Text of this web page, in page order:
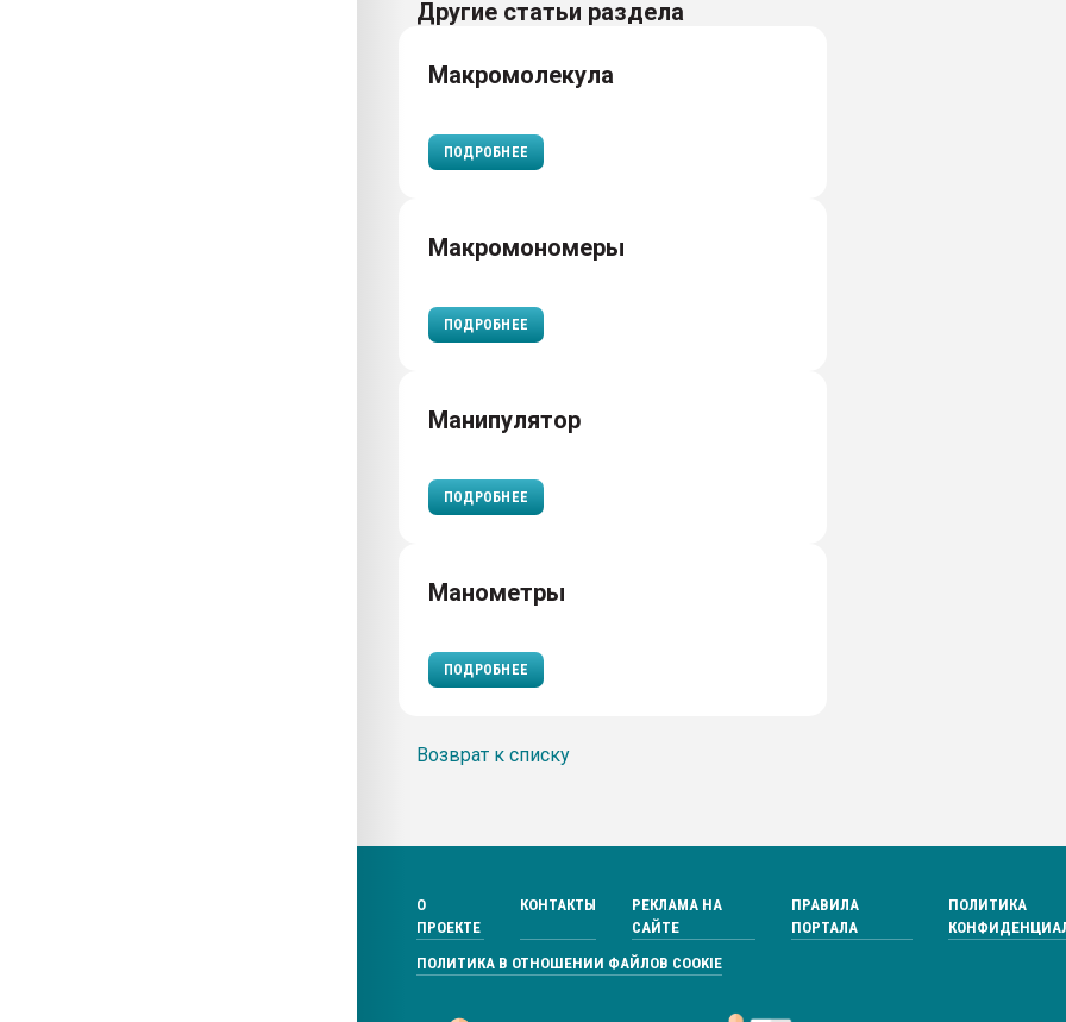
Другие статьи раздела
Макромолекула
ПОДРОБНЕЕ
Макромономеры
ПОДРОБНЕЕ
Манипулятор
ПОДРОБНЕЕ
Манометры
ПОДРОБНЕЕ
Возврат к списку
О
ПРОЕКТЕ
КОНТАКТЫ
РЕКЛАМА НА
САЙТЕ
ПРАВИЛА
ПОРТАЛА
ПОЛИТИКА
ПОЛИТИКА В ОТНОШЕНИИ ФАЙЛОВ COOKIE